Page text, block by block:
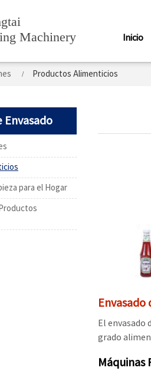
Machinery
Inicio
Productos Alimenticios
Envasado
El envasado
grado
Máquinas
Envasado
para el Hogar